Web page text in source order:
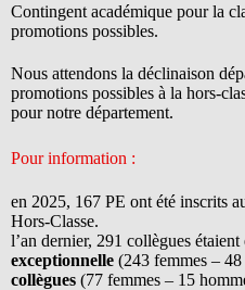
Contingent académique pour la
promotions possibles.
Nous attendons la déclinaison
promotions possibles à la hors-
pour notre département.
Pour information :
en 2025, 167 PE ont été inscrits
Hors-Classe.
l’an dernier, 291 collègues étaient
exceptionnelle (243 femmes –
collègues (77 femmes – 15